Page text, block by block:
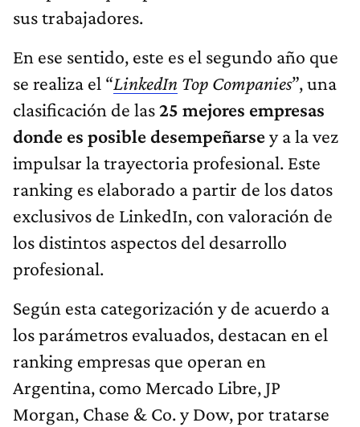
sus trabajadores.
En ese sentido, este es el segundo año que
se realiza el “LinkedIn Top Companies”, una
clasificación de las25 mejores empresas
donde es posible desempeñarsey a la vez
impulsar la trayectoria profesional. Este
ranking es elaborado a partir de los datos
exclusivos de LinkedIn, con valoración de
los distintos aspectos del desarrollo
profesional.
Según esta categorización y de acuerdo a
los parámetros evaluados, destacan en el
ranking empresas que operan en
Argentina, como Mercado Libre, JP
Morgan, Chase & Co. y Dow, por tratarse